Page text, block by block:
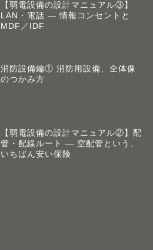
【弱電設備の設計マニュアル③】
LAN・電話 ― 情報コンセントと
MDF／IDF
消防設備編① 消防用設備、全体像
のつかみ方
【弱電設備の設計マニュアル②】配
管・配線ルート ― 空配管という、
いちばん安い保険